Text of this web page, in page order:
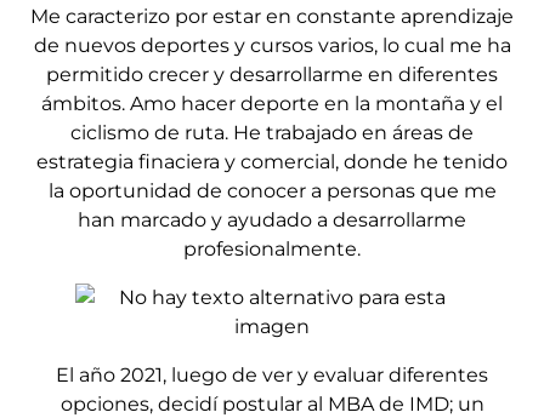
Me caracterizo por estar en constante aprendizaje
de nuevos deportes y cursos varios, lo cual me ha
permitido crecer y desarrollarme en diferentes
ámbitos. Amo hacer deporte en la montaña y el
ciclismo de ruta. He trabajado en áreas de
estrategia finaciera y comercial, donde he tenido
la oportunidad de conocer a personas que me
han marcado y ayudado a desarrollarme
profesionalmente.
El año 2021, luego de ver y evaluar diferentes
opciones, decidí postular al MBA de IMD; un